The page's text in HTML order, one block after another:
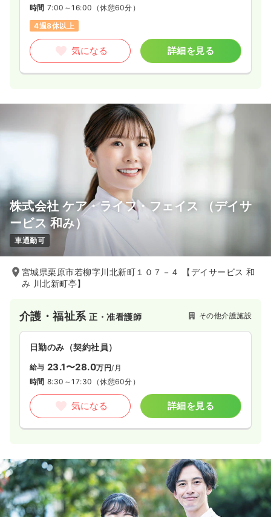
時間 7:00～16:00 （休憩60分）
4週8休以上
気になる 詳細を見る
株式会社 ケア・ライフ・フェイス （デイサ
ービス 和み）
車通勤可
宮城県栗原市若柳字川北新町１０７－４ 【デイサービス 和
み 川北新町亭】
介護・福祉系正・准看護師 その他介護施設
日勤のみ（契約社員）
給与 23.1〜28.0万円/月
時間 8:30～17:30 （休憩60分）
気になる 詳細を見る